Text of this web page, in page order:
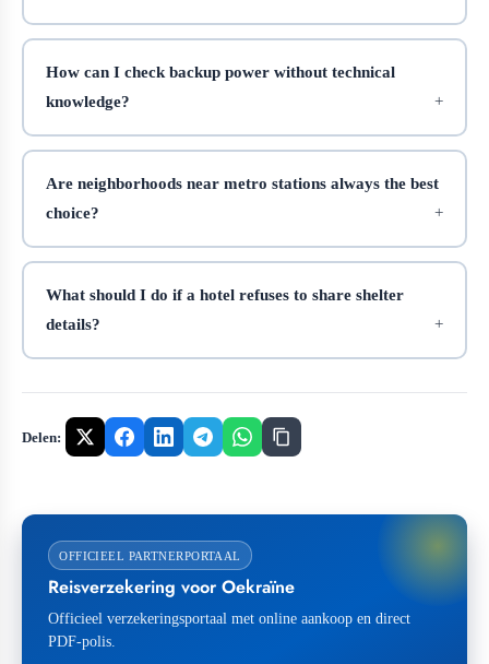
How can I check backup power without technical
knowledge?
Are neighborhoods near metro stations always the best
choice?
What should I do if a hotel refuses to share shelter
details?
Delen:
OFFICIEEL PARTNERPORTAAL
Reisverzekering voor Oekraïne
Officieel verzekeringsportaal met online aankoop en direct
PDF-polis.